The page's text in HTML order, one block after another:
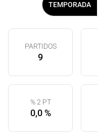
TEMPORADA
PARTIDOS
9
% 2 PT
0,0 %